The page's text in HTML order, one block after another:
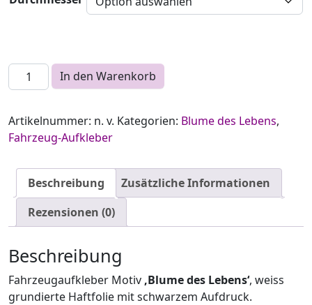
Fahrzeugaufkleber - Blume des Lebens Menge
In den Warenkorb
Artikelnummer: n. v. Kategorien: Blume des Lebens,
Fahrzeug-Aufkleber
Beschreibung
Zusätzliche Informationen
Rezensionen (0)
Beschreibung
Fahrzeugaufkleber Motiv ‚Blume des Lebens‘, weiss
grundierte Haftfolie mit schwarzem Aufdruck.